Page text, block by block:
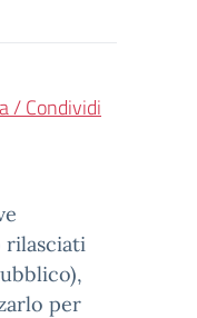
/ Condividi
rilasciati
per